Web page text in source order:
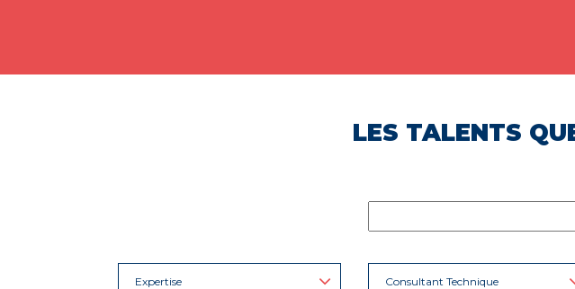
LES TALENTS
Expertise Consultant Technique